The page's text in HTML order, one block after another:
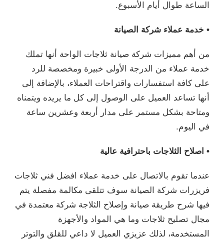
الساعة طوال أيام الأسبوع.
• خدمة عملاء شركة الصيانة
من أهم مميزات شركة صيانة ثلاجات الواحة أنها تملك
خدمة عملاء من الدرجة الأولى خبيرة ومخصصة للرد
على كافة استفسارات واقتراحات العملاء، بالإضافة إلى
أنها تساعد العميل على الوصول إلى كل ما يريده ويتمناه
ومتاحة بشكل مستمر على مدار أربعة وعشرين ساعة
في اليوم.
• اصلاح الثلاجات باحترافية عالية
عندما تقوم بالاتصال على خدمة عملاء افضل فني ثلاجات
فريزرات شركة الصيانة سوف تتلقى مكالمة مفصلة يتم
فيها شرح طريقة صيانة وإصلاح الثلاجة شركة معتمدة في
مجال تصليح ثلاجات وما هي المواد والأجهزة
المستخدمة، لذلك عزيزي العميل لا داعي للقلق والتوتر